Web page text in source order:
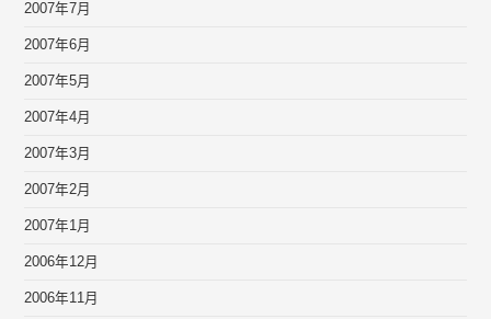
2007年7月
2007年6月
2007年5月
2007年4月
2007年3月
2007年2月
2007年1月
2006年12月
2006年11月